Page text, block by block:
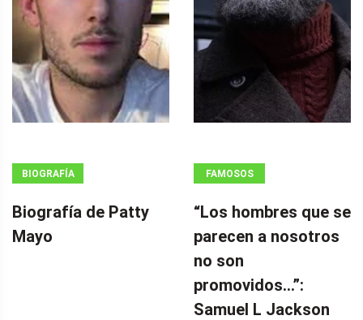
BIOGRAFÍA
Biografía de Patty
Mayo
FAMOSOS
“Los hombres que se
parecen a nosotros
no son
promovidos…”:
Samuel L Jackson